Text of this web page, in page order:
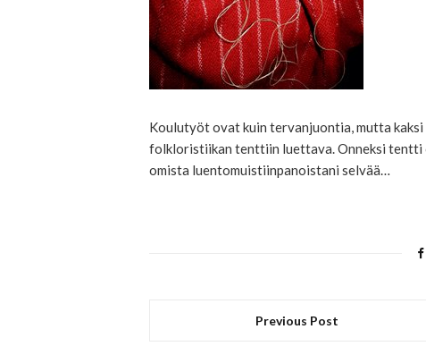
Koulutyöt ovat kuin tervanjuontia, mutta
folkloristiikan tenttiin luettava. Onneksi tentti
omista luentomuistiinpanoistani selvää…
Previous Post